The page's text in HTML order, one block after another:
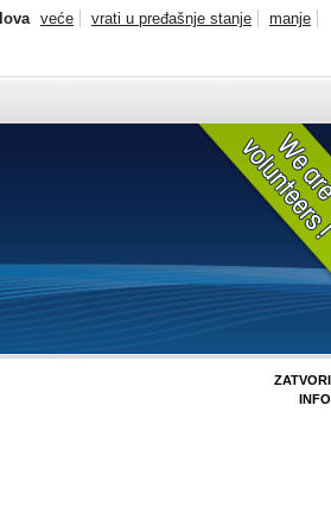
veće vrati u pređašnje stanje manje
ZATVORI
INFO